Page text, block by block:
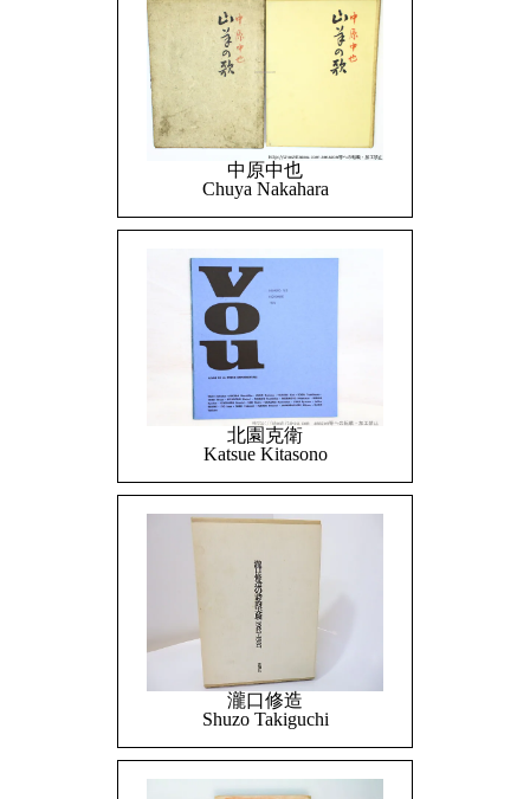
中原中也
Chuya Nakahara
北園克衛
Katsue Kitasono
瀧口修造
Shuzo Takiguchi